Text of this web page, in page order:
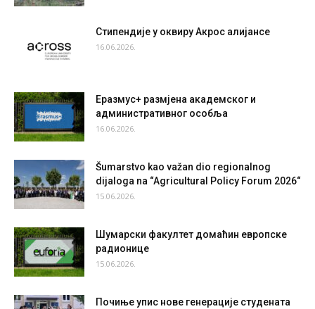
Стипендије у оквиру Акрос алијансе
16.06.2026.
Еразмус+ размјена академског и
административног особља
16.06.2026.
Šumarstvo kao važan dio regionalnog
dijaloga na “Agricultural Policy Forum 2026“
15.06.2026.
Шумарски факултет домаћин европске
радионице
15.06.2026.
Почиње упис нове генерације студената